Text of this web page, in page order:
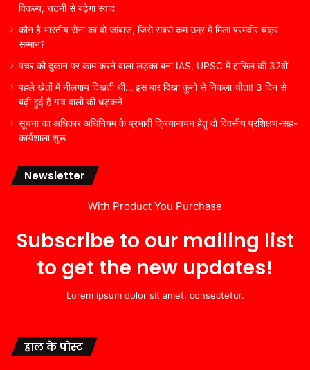
विकल्प, चटनी से बढ़ेगा स्वाद
कौन है भारतीय सेना का वो जांबाज, जिसे सबसे कम उम्र में मिला परमवीर चक्र
सम्मान?
पंचर की दुकान पर काम करने वाला लड़का बना IAS, UPSC में हासिल की 32वीं
पहले खेतों में नीलगाय दिखती थी… इस बार दिखा कूनो से निकला चीता! 3 दिन से
बढ़ी हुई हैं गांव वालों की धड़कनें
सूचना का अधिकार अधिनियम के प्रभावी क्रियान्वयन हेतु दो दिवसीय प्रशिक्षण-सह-
कार्यशाला शुरू
Newsletter
With Product You Purchase
Subscribe to our mailing list
to get the new updates!
Lorem ipsum dolor sit amet, consectetur.
हाल के पोस्ट